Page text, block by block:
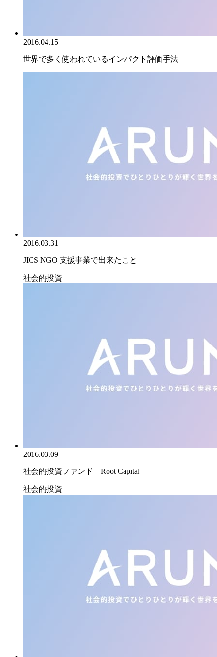
2016.04.15
世界で多く使われているインパクト評価手法
2016.03.31
JICS NGO 支援事業で出来たこと
社会的投資
2016.03.09
社会的投資ファンド Root Capital
社会的投資